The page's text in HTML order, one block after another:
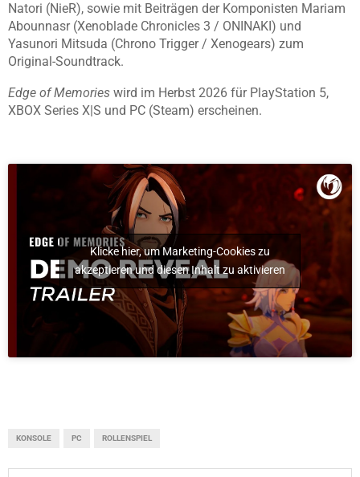
Natori (NieR), sowie mit Beiträgen der Komponisten Mariam
Abounnasr (Xenoblade Chronicles 3 / ONINAKI) und
Yasunori Mitsuda (Chrono Trigger / Xenogears) zum
Original-Soundtrack.
Edge of Memories wird im Herbst 2026 für PlayStation 5,
XBOX Series X|S und PC (Steam) erscheinen.
Klicke hier, um Marketing-Cookies zu
akzeptieren und diesen Inhalt zu aktivieren
KONSOLE PC ROLLENSPIEL